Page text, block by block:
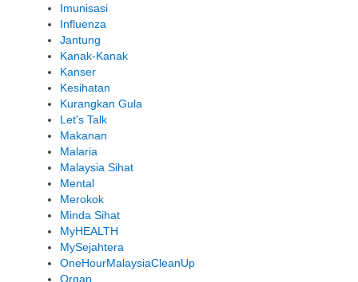
Imunisasi
Influenza
Jantung
Kanak-Kanak
Kanser
Kesihatan
Kurangkan Gula
Let's Talk
Makanan
Malaria
Malaysia Sihat
Mental
Merokok
Minda Sihat
MyHEALTH
MySejahtera
OneHourMalaysiaCleanUp
Organ